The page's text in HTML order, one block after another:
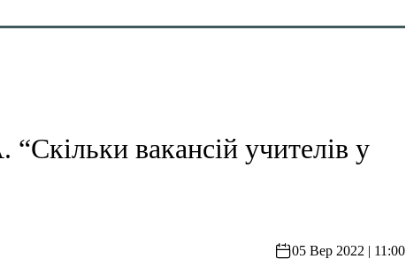
вакансій учителів у
05 Вер 2022 | 11:00